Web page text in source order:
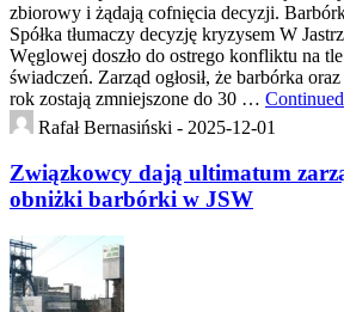
zbiorowy i żądają cofnięcia decyzji.
Spółka tłumaczy decyzję kryzysem W
Węglowej doszło do ostrego konfliktu na
świadczeń. Zarząd ogłosił, że barbórka
rok zostają zmniejszone do 30 … Continued
Rafał Bernasiński - 2025-12-01
Związkowcy dają ultimatum
obniżki barbórki w JSW